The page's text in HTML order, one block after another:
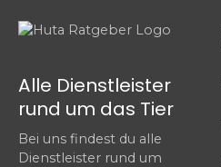
Alle Dienstleister
rund um das Tier
Bei uns findest du alle
Dienstleister rund um